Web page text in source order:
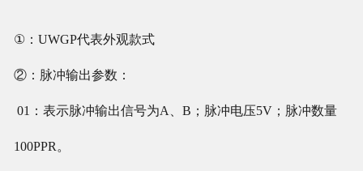
①：UWGP代表外观款式
②：脉冲输出参数：
01：表示脉冲输出信号为A、B；脉冲电压5V；脉冲数量
100PPR。